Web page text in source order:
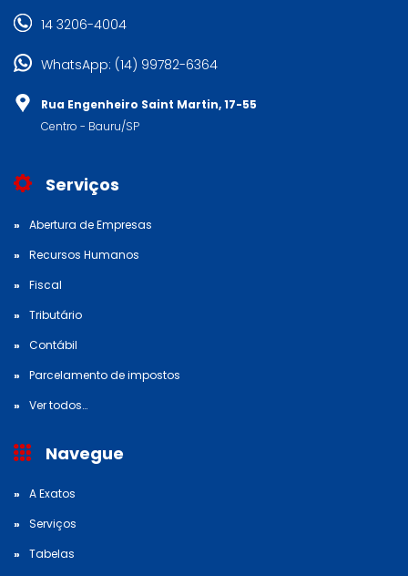
14 3206-4004
WhatsApp: (14) 99782-6364
Rua Engenheiro Saint Martin, 17-55
Centro - Bauru/SP
Serviços
Abertura de Empresas
Recursos Humanos
Fiscal
Tributário
Contábil
Parcelamento de impostos
Ver todos…
Navegue
A Exatos
Serviços
Tabelas